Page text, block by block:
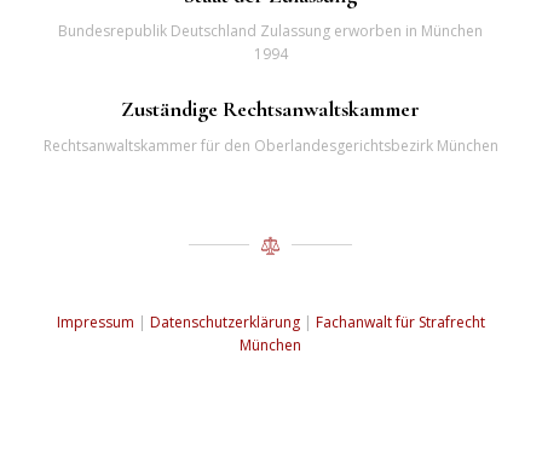
Bundesrepublik Deutschland Zulassung erworben in München
1994
Zuständige Rechtsanwaltskammer
Rechtsanwaltskammer für den Oberlandesgerichtsbezirk München
Impressum | Datenschutzerklärung| Fachanwalt für Strafrecht
München